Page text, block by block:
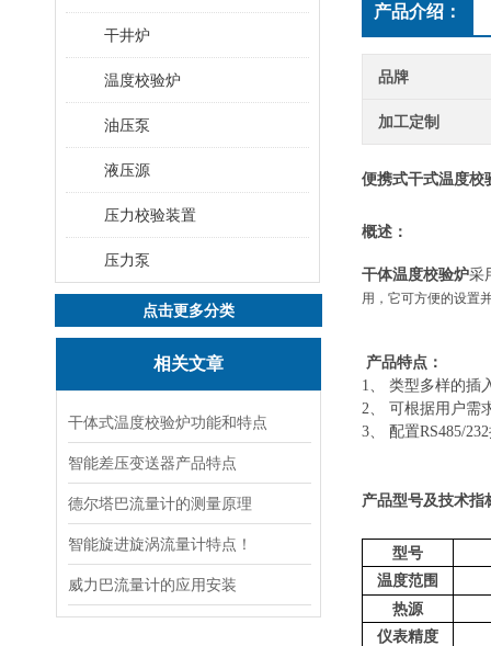
干井炉
温度校验炉
油压泵
液压源
压力校验装置
压力泵
点击更多分类
相关文章
干体式温度校验炉功能和特点
智能差压变送器产品特点
德尔塔巴流量计的测量原理
智能旋进旋涡流量计特点！
威力巴流量计的应用安装
产品介绍：
品牌
加工定制
便携式干式温度校
概述：
干体温度校验炉采
用，它可方便的设置
产品特点：
1、 类型多样的插
2、 可根据用户需
3、 配置RS485/
产品型号及技术指
型号
温度范围
热源
仪表精度